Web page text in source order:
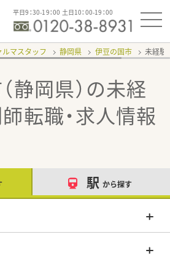
平日9：30-19：00 土日10：00-19：00
ルマスタッフ 静岡県 伊豆の国市 未経
静岡県）の未経
転職・求人情報
駅 から探す